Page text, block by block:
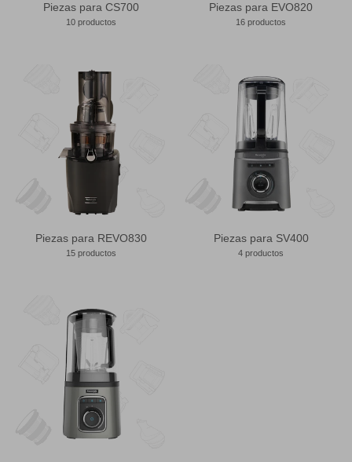
Piezas para CS700
10 productos
Piezas para EVO820
16 productos
Piezas para REVO830
15 productos
Piezas para SV400
4 productos